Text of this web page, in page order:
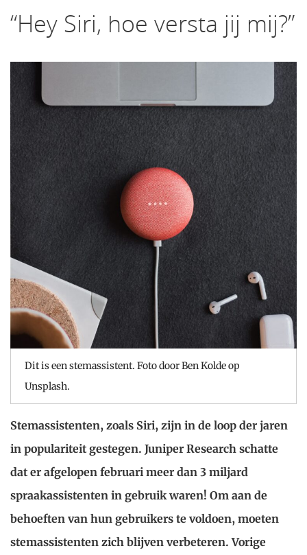
“Hey Siri, hoe versta jij mij?”
Dit is een stemassistent. Foto door Ben Kolde op
Unsplash.
Stemassistenten, zoals Siri, zijn in de loop der jaren
in populariteit gestegen. Juniper Research schatte
dat er afgelopen februari meer dan 3 miljard
spraakassistenten in gebruik waren! Om aan de
behoeften van hun gebruikers te voldoen, moeten
stemassistenten zich blijven verbeteren. Vorige